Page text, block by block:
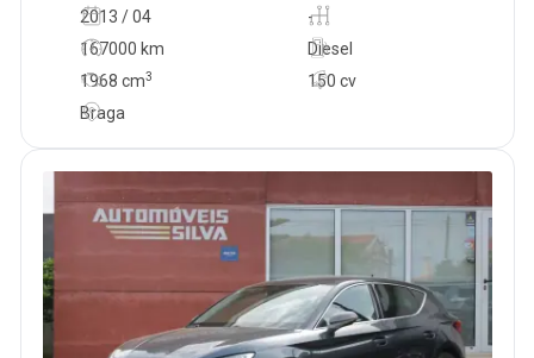
2013 / 04
-
167000 km
150 cv
Diesel
1968 cm3
Braga